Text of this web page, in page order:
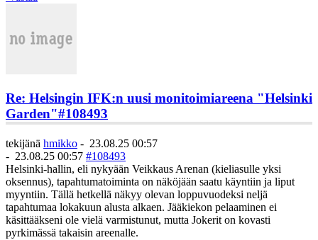
Re: Helsingin IFK:n uusi monitoimiareena "Helsinki
Garden"#108493
tekijänä hmikko - 23.08.25 00:57
- 23.08.25 00:57 #108493
Helsinki-hallin, eli nykyään Veikkaus Arenan (kieliasulle yksi
oksennus), tapahtumatoiminta on näköjään saatu käyntiin ja liput
myyntiin. Tällä hetkellä näkyy olevan loppuvuodeksi neljä
tapahtumaa lokakuun alusta alkaen. Jääkiekon pelaaminen ei
käsittääkseni ole vielä varmistunut, mutta Jokerit on kovasti
pyrkimässä takaisin areenalle.